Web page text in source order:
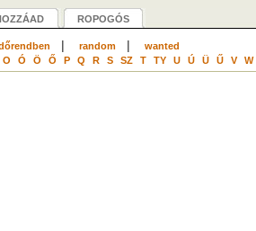
ROPOGÓS
| random|
wanted
O Ó Ö Ő P Q R S SZ T TY U Ú Ü Ű V W